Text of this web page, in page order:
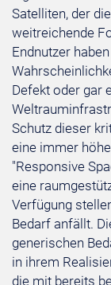
Satelliten, der
weitreichende
Endnutzer
Defekt oder gar
Schutz dieser
eine immer
"Responsive
eine
Verfügung
Bedarf anfällt.
generischen
in ihrem
die mit bereits